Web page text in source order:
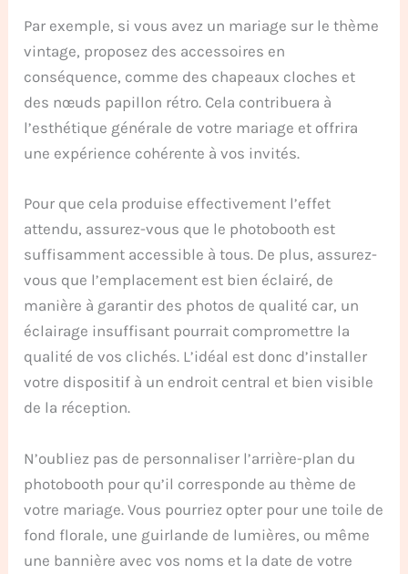
Par exemple, si vous avez un mariage sur le thème
vintage, proposez des accessoires en
conséquence, comme des chapeaux cloches et
des nœuds papillon rétro. Cela contribuera à
l’esthétique générale de votre mariage et offrira
une expérience cohérente à vos invités.
Pour que cela produise effectivement l’effet
attendu, assurez-vous que le photobooth est
suffisamment accessible à tous. De plus, assurez-
vous que l’emplacement est bien éclairé, de
manière à garantir des photos de qualité car, un
éclairage insuffisant pourrait compromettre la
qualité de vos clichés. L’idéal est donc d’installer
votre dispositif à un endroit central et bien visible
de la réception.
N’oubliez pas de personnaliser l’arrière-plan du
photobooth pour qu’il corresponde au thème de
votre mariage. Vous pourriez opter pour une toile de
fond florale, une guirlande de lumières, ou même
une bannière avec vos noms et la date de votre